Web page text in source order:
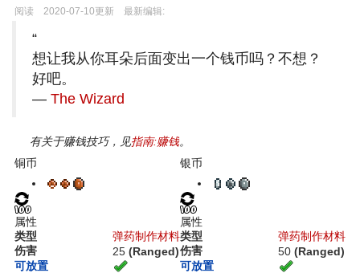
阅读 2020-07-10更新 最新编辑:
“
想让我从你耳朵后面变出一个钱币吗？不想？
好吧。
— The Wizard
有关于赚钱技巧，见指南:赚钱。
铜币
属性
类型
弹药制作材料
伤害
25 (Ranged)
可放置
银币
属性
类型
弹药制作材料
伤害
50 (Ranged)
可放置